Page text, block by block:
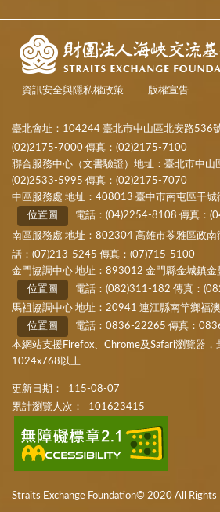
資訊安全與隱私權政策 版權宣告
臺北會址：104244 臺北市中山區北安路536
(02)2175-7000 傳真：(02)2175-7100
聯合服務中心（文書驗證）地址：臺北市中山
(02)2533-5995 傳真：(02)2175-7070
中區服務處 地址：408013 臺中市南屯區干
位置圖
電話：(04)2254-8108 傳真：
南區服務處 地址：802304 高雄市苓雅區政南
話：(07)213-5245 傳真：(07)715-5100
金門協調中心 地址：893012 金門縣金城鎮
位置圖
電話：(082)311-182 傳真：
馬祖協調中心 地址：20941 連江縣南竿鄉福
位置圖
電話：0836-22265 傳真：
本網站支援Firefox、Chrome及Safari瀏覽器，
1024x768以上
更新日期：
115-08-07
累計瀏覽人次：
101623415
Straits Exchange Foundation© 2020 All Rights